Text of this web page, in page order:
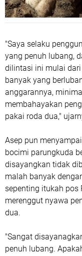
"Saya selaku
yang penuh lubang,
dilintasi ini mulai
banyak yang
anggarannya,
membahayakan
pakai roda dua,"
Asep pun
bocimi parungkuda
disayangkan tidak
malah banyak
sepenting itukah pos
merenggut nyawa
dua.
"Sangat
penuh lubang.